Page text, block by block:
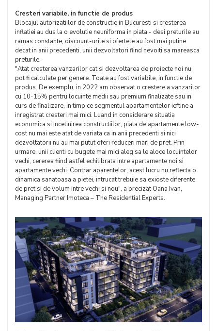
Cresteri variabile, in functie de produs
Blocajul autorizatiilor de constructie in Bucuresti si cresterea
inflatiei au dus la o evolutie neuniforma in piata - desi preturile au
ramas constante, discount-urile si ofertele au fost mai putine
decat in anii precedenti, unii dezvoltatori fiind nevoiti sa mareasca
preturile.
"Atat cresterea vanzarilor cat si dezvoltarea de proiecte noi nu
pot fi calculate per genere. Toate au fost variabile, in functie de
produs. De exemplu, in 2022 am observat o crestere a vanzarilor
cu 10-15% pentru locuinte medii sau premium finalizate sau in
curs de finalizare, in timp ce segmentul apartamentelor ieftine a
inregistrat cresteri mai mici. Luand in considerare situatia
economica si incetinirea constructiilor, piata de apartamente low-
cost nu mai este atat de variata ca in anii precedenti si nici
dezvoltatorii nu au mai putut oferi reduceri mari de pret. Prin
urmare, unii clienti cu bugete mai mici aleg sa le aloce locuintelor
vechi, cererea fiind astfel echilibrata intre apartamente noi si
apartamente vechi. Contrar aparentelor, acest lucru nu reflecta o
dinamica sanatoasa a pietei, intrucat trebuie sa exioste diferente
de pret si de volum intre vechi si nou", a precizat Oana Ivan,
Managing Partner Imoteca – The Residential Experts.